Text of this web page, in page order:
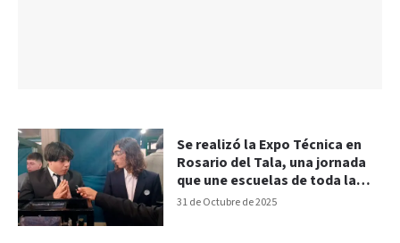
31 de Octubre de 2025
Se realizó la Expo Técnica en
Rosario del Tala, una jornada
que une escuelas de toda la
provincia